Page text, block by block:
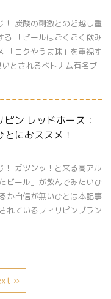
！ 炭酸の刺激とのど越し重
る 「ビールはごくごく飲み
「コクやうま味」を重視す
とされるベトナム有名ブ
ピン レッドホース：
におススメ！
！ ガツンッ！と来る高アル
ビール」が飲んでみたいひ
か自信が無いひとは本記事
れているフィリピンブラン
»